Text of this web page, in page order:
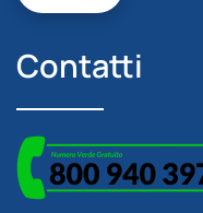
Contatti